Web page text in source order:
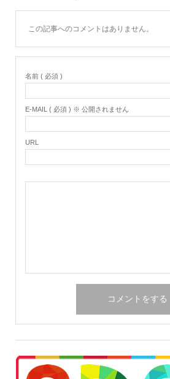
この記事へのコメントはありません。
名前 ( 必須 )
E-MAIL ( 必須 ) ※ 公開されません
URL